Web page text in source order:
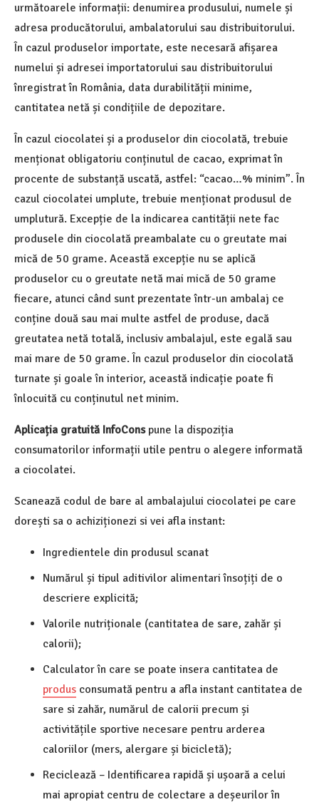
următoarele informații: denumirea produsului, numele și
adresa producătorului, ambalatorului sau distribuitorului.
În cazul produselor importate, este necesară afișarea
numelui și adresei importatorului sau distribuitorului
înregistrat în România, data durabilității minime,
cantitatea netă și condițiile de depozitare.
În cazul ciocolatei și a produselor din ciocolată, trebuie
menționat obligatoriu conținutul de cacao, exprimat în
procente de substanță uscată, astfel: “cacao…% minim”. În
cazul ciocolatei umplute, trebuie menționat produsul de
umplutură. Excepție de la indicarea cantității nete fac
produsele din ciocolată preambalate cu o greutate mai
mică de 50 grame. Această excepție nu se aplică
produselor cu o greutate netă mai mică de 50 grame
fiecare, atunci când sunt prezentate într-un ambalaj ce
conține două sau mai multe astfel de produse, dacă
greutatea netă totală, inclusiv ambalajul, este egală sau
mai mare de 50 grame. În cazul produselor din ciocolată
turnate și goale în interior, această indicație poate fi
înlocuită cu conținutul net minim.
Aplicația gratuită InfoConspune la dispoziția
consumatorilor informații utile pentru o alegere informată
a ciocolatei.
Scanează codul de bare al ambalajului ciocolatei pe care
dorești sa o achiziționezi si vei afla instant:
Ingredientele din produsul scanat
Numărul și tipul aditivilor alimentari însoțiți de o
descriere explicită;
Valorile nutriționale (cantitatea de sare, zahăr și
calorii);
Calculator în care se poate insera cantitatea de
produs consumată pentru a afla instant cantitatea de
sare si zahăr, numărul de calorii precum și
activitățile sportive necesare pentru arderea
caloriilor (mers, alergare și bicicletă);
Reciclează – Identificarea rapidă și ușoară a celui
mai apropiat centru de colectare a deșeurilor în